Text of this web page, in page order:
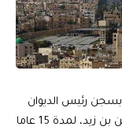
بسجن رئيس الديوان
الملكي الأسبق، باسم عوض الله والشريف حسن بن زيد، لمدة 15 عاما